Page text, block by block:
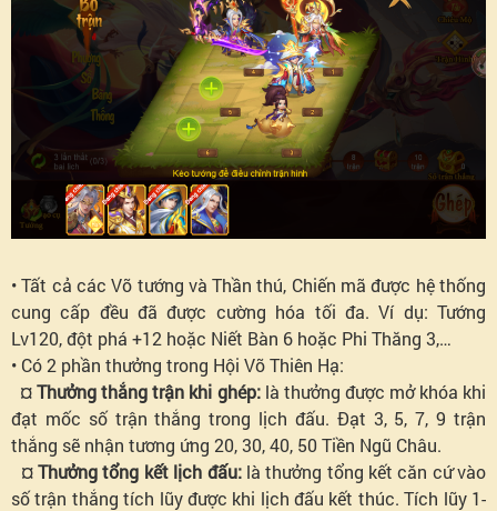
• Tất cả các Võ tướng và Thần thú, Chiến mã được hệ thống
cung cấp đều đã được cường hóa tối đa. Ví dụ: Tướng
Lv120, đột phá +12 hoặc Niết Bàn 6 hoặc Phi Thăng 3,…
• Có 2 phần thưởng trong Hội Võ Thiên Hạ:
¤Thưởng thắng trận khi ghép:là thưởng được mở khóa khi
đạt mốc số trận thắng trong lịch đấu. Đạt 3, 5, 7, 9 trận
thắng sẽ nhận tương ứng 20, 30, 40, 50 Tiền Ngũ Châu.
¤Thưởng tổng kết lịch đấu:là thưởng tổng kết căn cứ vào
số trận thắng tích lũy được khi lịch đấu kết thúc. Tích lũy 1-